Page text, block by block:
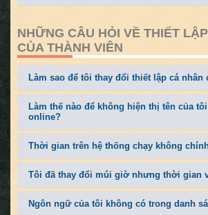
NHỮNG CÂU HỎI VỀ THIẾT
CỦA THÀNH VIÊN
Làm sao để tôi thay đổi thiết lập cá nhân
Làm thế nào để không hiện thị tên của
online?
Thời gian trên hệ thống chạy không
Tôi đã thay đổi múi giờ nhưng thời gian
Ngôn ngữ của tôi không có trong danh